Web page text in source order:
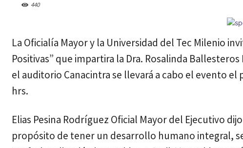
440
La Oficialía Mayor y la Universidad del Tec Milenio
Positivas” que impartira la Dra. Rosalinda
el auditorio Canacintra se llevará a cabo el evento
hrs.
Elias Pesina Rodríguez Oficial Mayor del Ejecutivo
propósito de tener un desarrollo humano integral,